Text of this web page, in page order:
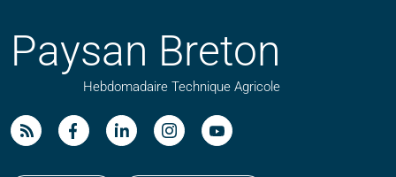
Paysan Breton
Hebdomadaire Technique Agricole